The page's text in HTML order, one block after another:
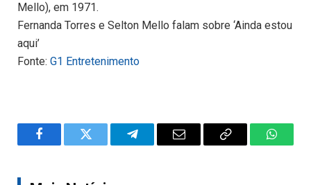
Mello), em 1971.
Fernanda Torres e Selton Mello falam sobre ‘Ainda estou
aqui’
Fonte: G1 Entretenimento
FacebookTwitter TelegramEmail
Copy